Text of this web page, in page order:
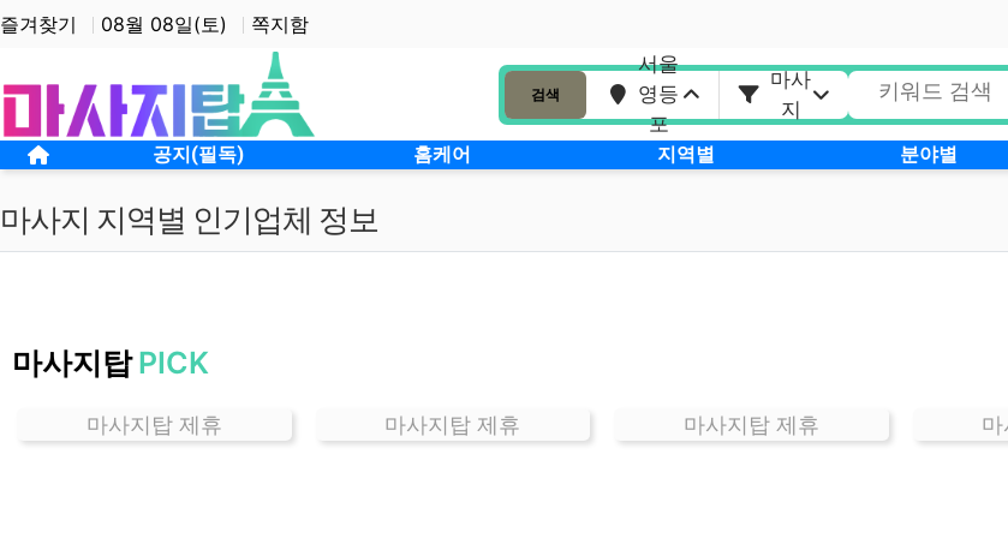
상단 네비
즐겨찾기 08월 08일(토) 쪽지함
검색
서울
영등
포
마사
지
메인 메뉴 공지(필독) 홈케어 지역별 분야별
홈으로
마사지 지역별 인기업체 정보
영마사지탑 PICK
마사지탑 제휴 마사지탑 제휴 마사지탑 제휴